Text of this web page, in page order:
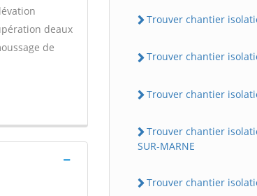
deaux
de
Trouver chantier
Trouver chantier
Trouver chantier
Trouver chantier
SUR-MARNE
Trouver chantier